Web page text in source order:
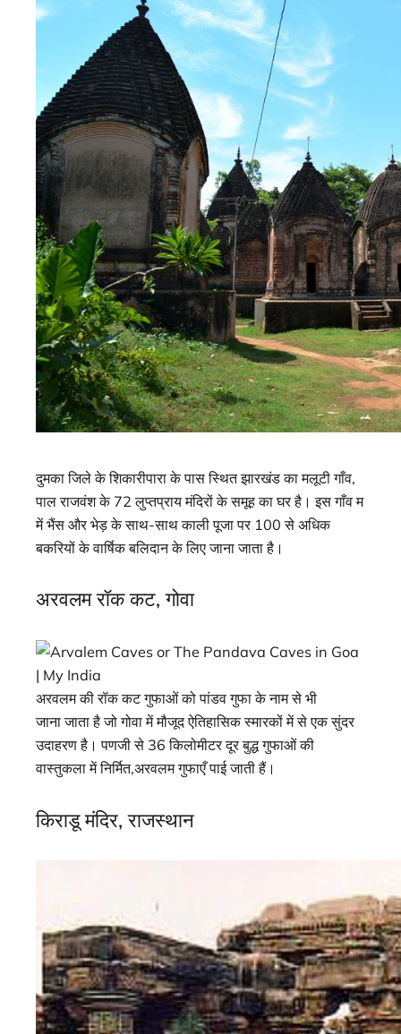
दुमका जिले के शिकारीपारा के पास स्थित झारखंड का मलूटी गाँव,
पाल राजवंश के 72 लुप्तप्राय मंदिरों के समूह का घर है। इस गाँव म
में भैंस और भेड़ के साथ-साथ काली पूजा पर 100 से अधिक
बकरियों के वार्षिक बलिदान के लिए जाना जाता है।
अरवलम रॉक कट, गोवा
अरवलम की रॉक कट गुफाओं को पांडव गुफा के नाम से भी
जाना जाता है जो गोवा में मौजूद ऐतिहासिक स्मारकों में से एक सुंदर
उदाहरण है। पणजी से 36 किलोमीटर दूर बुद्ध गुफाओं की
वास्तुकला में निर्मित,अरवलम गुफाएँ पाई जाती हैं।
किराडू मंदिर, राजस्थान